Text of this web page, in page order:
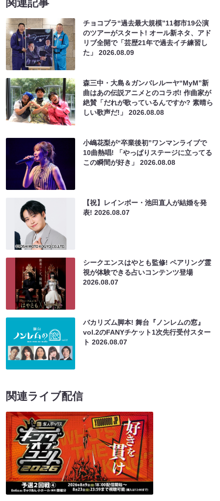
関連記事
チョコプラ“過去最大規模”11都市19公演
のツアーがスタート! オール新ネタ、アド
リブ全開で「芸歴21年で過去イチ練習し
た」2026.08.09
森三中・大島＆ガンバレルーヤ“MyM”新
曲はあの伝説アニメとのコラボ! 作曲家が
絶賛「だれが歌っているんですか? 素晴ら
しい歌声だ!」2026.08.08
小嶋花梨が“卒業後初”ワンマンライブで
10曲熱唱! 「やっぱりステージに立ってる
この瞬間が好き」2026.08.08
【祝】レインボー・池田直人が結婚を発
表!2026.08.07
シークエンスはやとも監修! ペアリング霊
視が体験できる占いコンテンツ登場
2026.08.07
バカリズム脚本! 舞台『ノンレムの窓』
vol.2のFANYチケット1次先行受付スター
ト2026.08.07
関連ライブ配信